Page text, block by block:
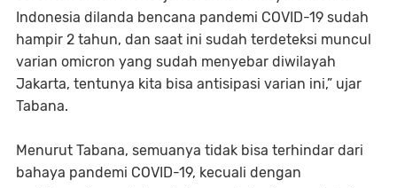
Indonesia dilanda bencana pandemi COVID-19 sudah
hampir 2 tahun, dan saat ini sudah terdeteksi muncul
varian omicron yang sudah menyebar diwilayah
Jakarta, tentunya kita bisa antisipasi varian ini,” ujar
Tabana.
Menurut Tabana, semuanya tidak bisa terhindar dari
bahaya pandemi COVID-19, kecuali dengan